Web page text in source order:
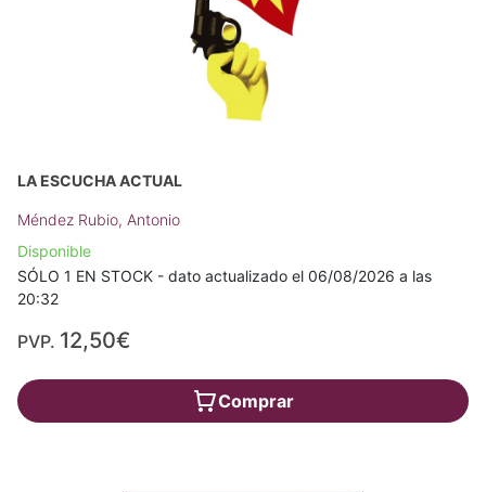
LA ESCUCHA ACTUAL
Méndez Rubio, Antonio
Disponible
SÓLO 1 EN STOCK - dato actualizado el 06/08/2026 a las
20:32
PVP. 12,50€
Comprar